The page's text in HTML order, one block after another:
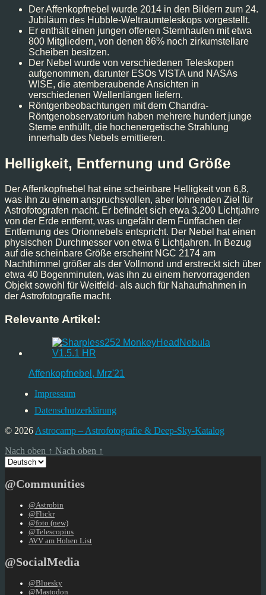
Der Affenkopfnebel wurde 2014 in den Bildern zum 24.
Jubiläum des Hubble-Weltraumteleskops vorgestellt.
Er enthält einen jungen offenen Sternhaufen mit etwa
800 Mitgliedern, von denen 86% noch zirkumstellare
Scheiben besitzen.
Der Nebel wurde von verschiedenen Teleskopen
aufgenommen, darunter ESOs VISTA und NASAs
WISE, die atemberaubende Ansichten in
verschiedenen Wellenlängen liefern.
Röntgenbeobachtungen mit dem Chandra-
Röntgenobservatorium haben mehrere hundert junge
Sterne enthüllt, die hochenergetische Strahlung
innerhalb des Nebels emittieren.
Helligkeit, Entfernung und Größe
Der Affenkopfnebel hat eine scheinbare Helligkeit von 6,8,
was ihn zu einem anspruchsvollen, aber lohnenden Ziel für
Astrofotografen macht. Er befindet sich etwa 3.200 Lichtjahre
von der Erde entfernt, was ungefähr dem Fünffachen der
Entfernung des Orionnebels entspricht. Der Nebel hat einen
physischen Durchmesser von etwa 6 Lichtjahren. In Bezug
auf die scheinbare Größe erscheint NGC 2174 am
Nachthimmel größer als der Vollmond und erstreckt sich über
etwa 40 Bogenminuten, was ihn zu einem hervorragenden
Objekt sowohl für Weitfeld- als auch für Nahaufnahmen in
der Astrofotografie macht.
Relevante Artikel:
Affenkopfnebel, Mrz'21
Impressum
Datenschutzerklärung
© 2026 Astrocamp – Astrofotografie & Deep-Sky-Katalog
Nach oben ↑ Nach oben ↑
Sprache
auswählen
@Communities
@Astrobin
@Flickr
@foto (new)
@Telescopius
AVV am Hohen List
@SocialMedia
@Bluesky
@Mastodon